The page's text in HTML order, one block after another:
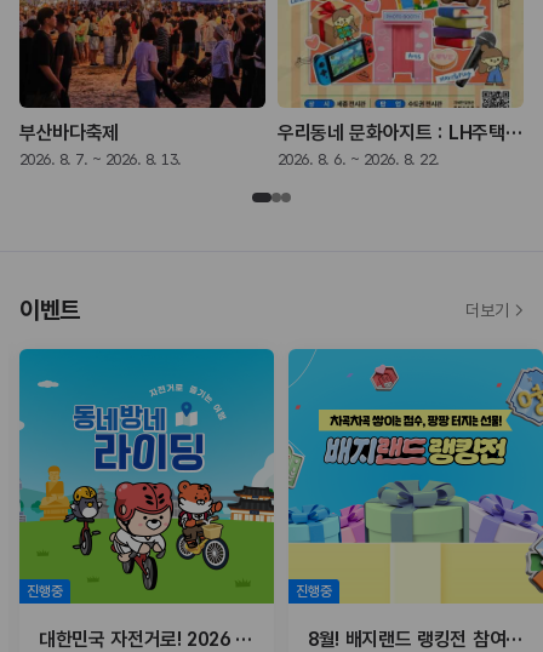
부산바다축제
2026. 8. 7. ~ 2026. 8. 13.
우리동네 문화아지트 : LH주택전시관 복합문화행사
2026. 8. 6. ~ 2026. 8. 22.
이벤트
진행중
대한민국 자전거로! 2026 동네방네 라이딩
진행중
8월! 배지랜드 랭킹전 참여하고, 선물받자!
더보기